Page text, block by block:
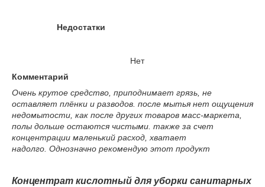
Недостатки
Нет
Комментарий
Очень крутое средство, приподнимает грязь, не
оставляет плёнки и разводов. после мытья нет ощущения
недомытости, как после других товаров масс-маркета,
полы дольше остаются чистыми. также за счет
концентрации маленький расход, хватает
надолго. Однозначно рекомендую этот продукт
Концентрат кислотный для уборки санитарных